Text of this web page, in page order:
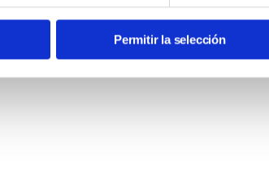
Permitir la selección